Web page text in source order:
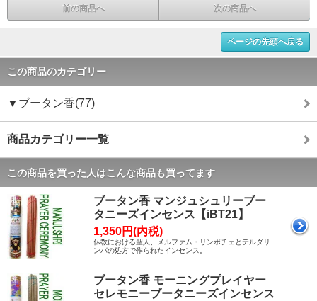
前の商品へ 次の商品へ
ページの先頭へ戻る
この商品のカテゴリー
▼ブータン香(77)
商品カテゴリー一覧
この商品を買った人はこんな商品も買ってます
ブータン香 マンジュシュリーブー
タニーズインセンス【iBT21】
1,350円(内税)
仏教における聖人、メルファム・リンポチェとテルダリ
ンパの処方で作られたインセンス。
ブータン香 モーニングプレイヤー
セレモニーブータニーズインセンス